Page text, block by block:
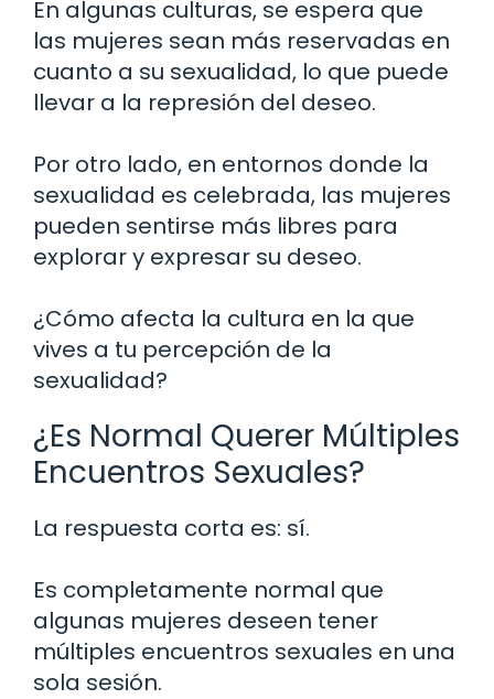
En algunas culturas, se espera que
las mujeres sean más reservadas en
cuanto a su sexualidad, lo que puede
llevar a la represión del deseo.
Por otro lado, en entornos donde la
sexualidad es celebrada, las mujeres
pueden sentirse más libres para
explorar y expresar su deseo.
¿Cómo afecta la cultura en la que
vives a tu percepción de la
sexualidad?
¿Es Normal Querer Múltiples
Encuentros Sexuales?
La respuesta corta es: sí.
Es completamente normal que
algunas mujeres deseen tener
múltiples encuentros sexuales en una
sola sesión.